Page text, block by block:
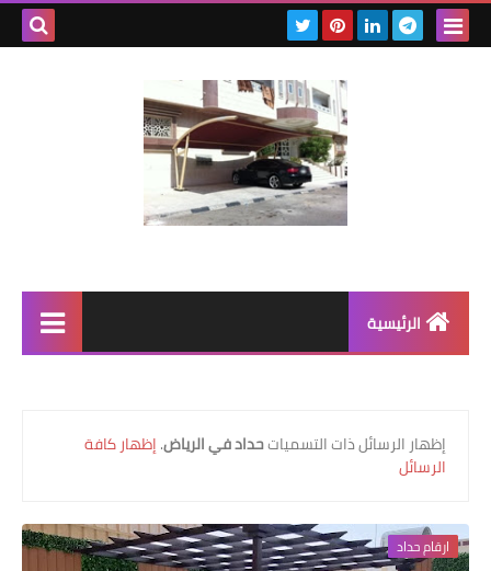
الرئيسية
رابط فرعي
‏إظهار الرسائل ذات التسمياتحداد في الرياض.إظهار كافة
الرسائل
ارقام حداد